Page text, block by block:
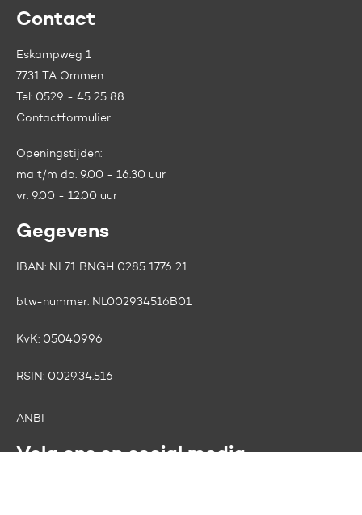
Contact
Eskampweg 1
7731 TA Ommen
Tel: 0529 - 45 25 88
Contactformulier
Openingstijden:
ma t/m do. 9.00 - 16.30 uur
vr. 9.00 - 12.00 uur
Gegevens
IBAN: NL71 BNGH 0285 1776 21
btw-nummer: NL002934516B01
KvK: 05040996
RSIN: 0029.34.516
ANBI
Volg ons op social media